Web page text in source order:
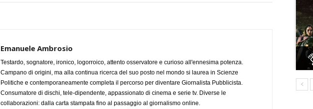
Emanuele Ambrosio
Testardo, sognatore, ironico, logorroico, attento osservatore e curioso all'ennesima potenza.
Campano di origini, ma alla continua ricerca del suo posto nel mondo si laurea in Scienze
Politiche e contemporaneamente completa il percorso per diventare Giornalista Pubblicista.
Consumatore di dischi, tele-dipendente, appassionato di cinema e serie tv. Diverse le
collaborazioni: dalla carta stampata fino al passaggio al giornalismo online.